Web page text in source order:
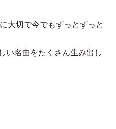
大切で今でもずっとずっと
い名曲をたくさん生み出し